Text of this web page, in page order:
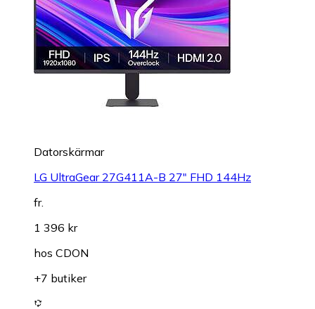
Datorskärmar
LG UltraGear 27G411A-B 27" FHD 144Hz
fr.
1 396 kr
hos CDON
+7 butiker